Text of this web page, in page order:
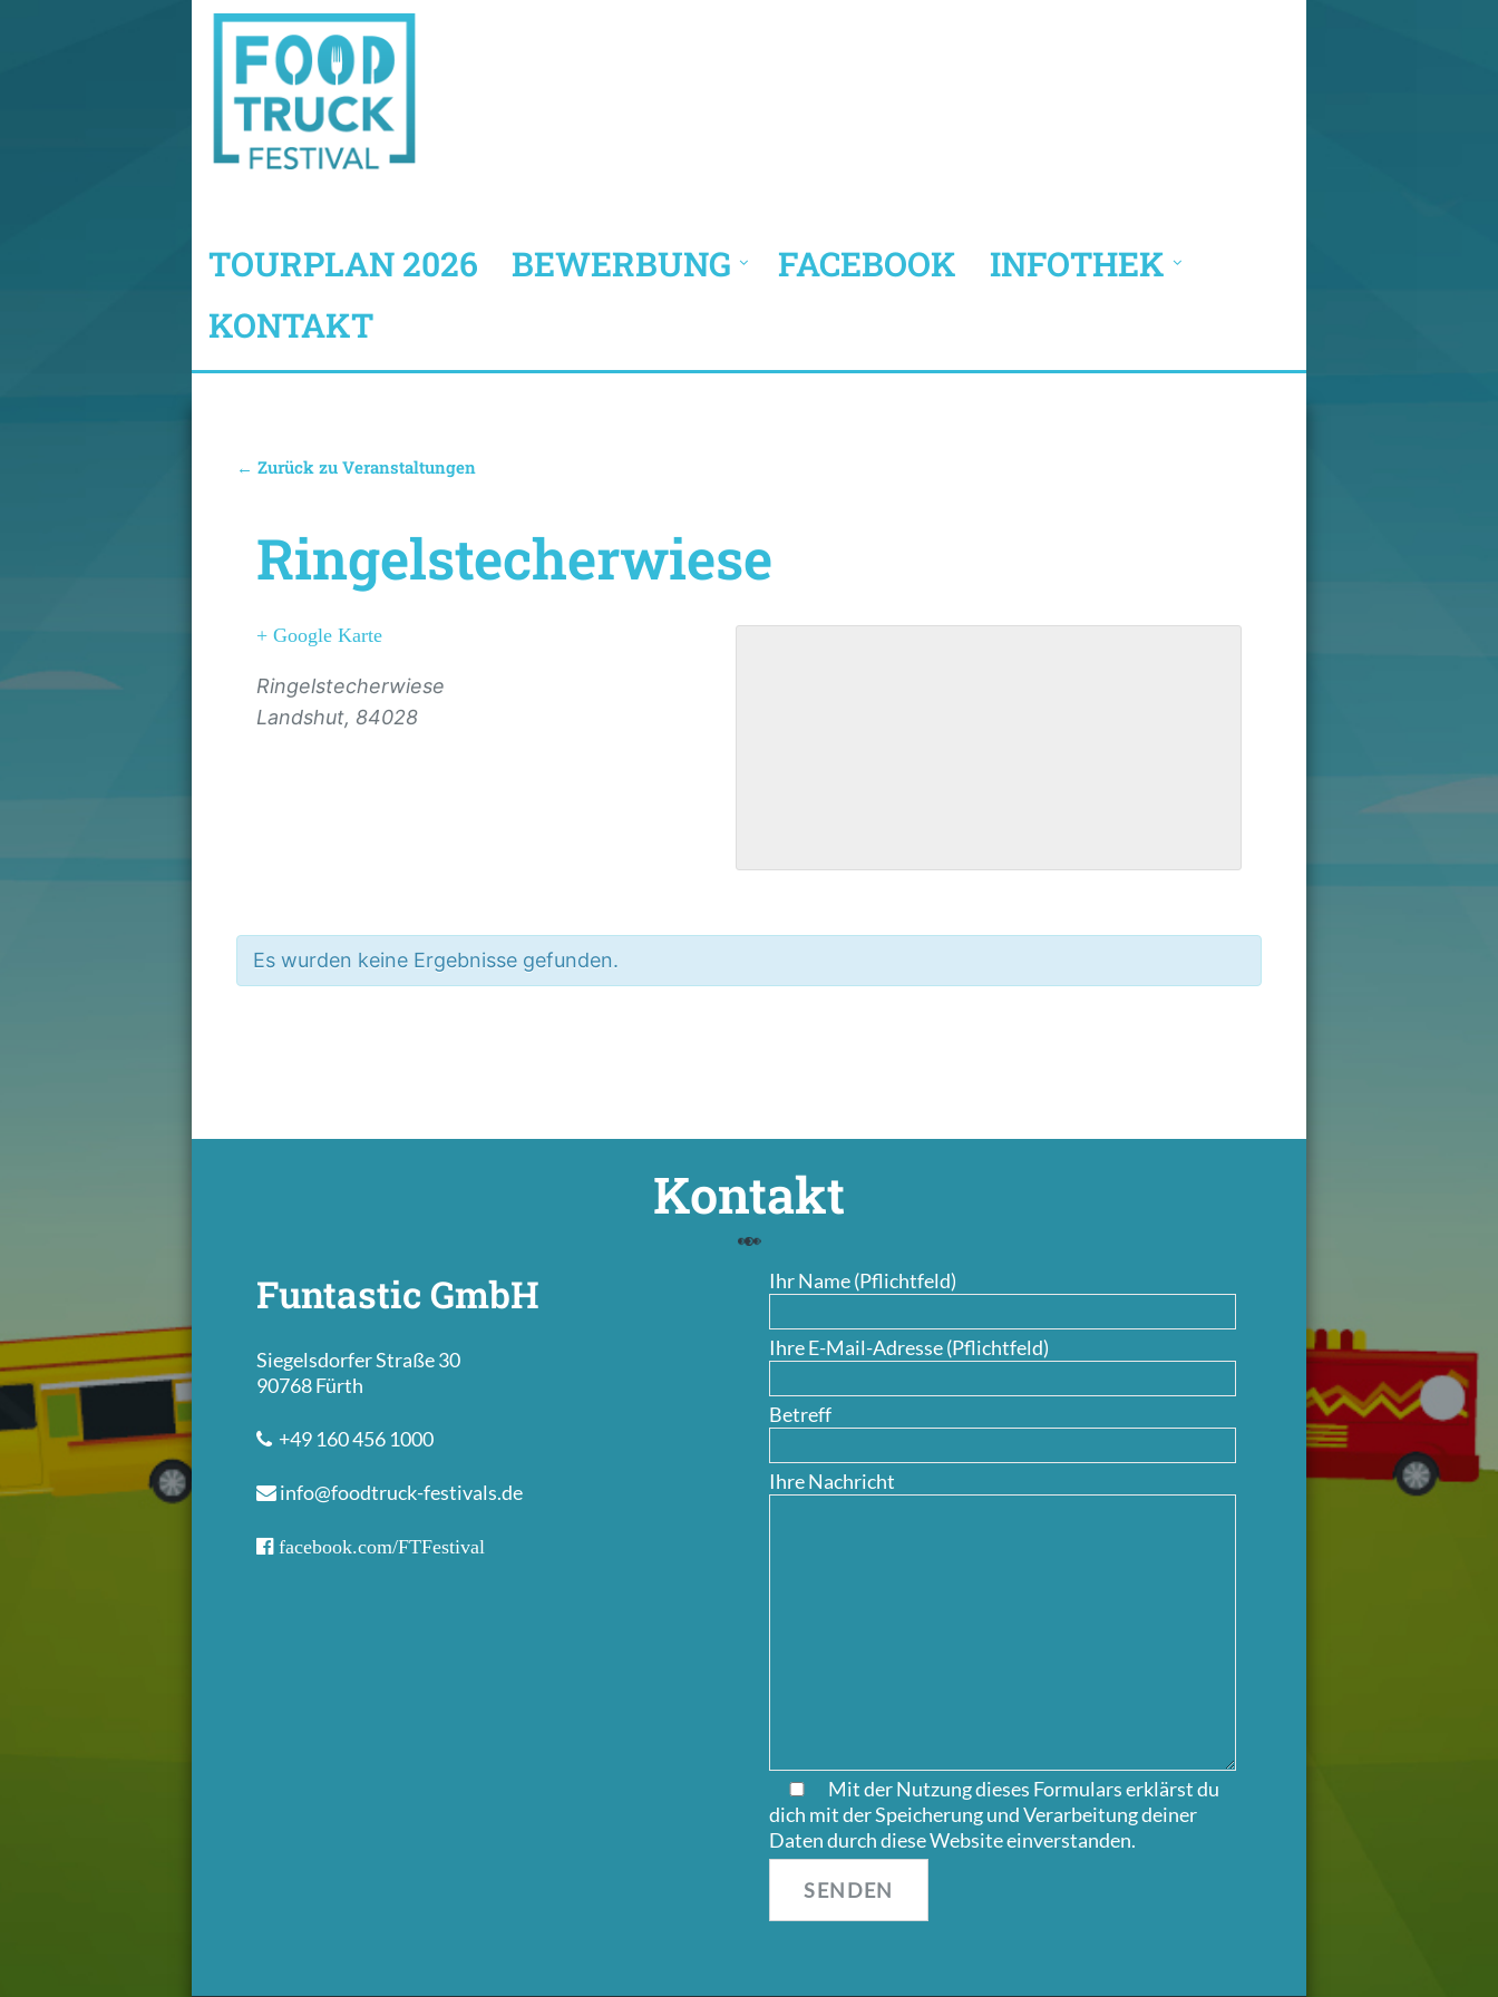
TOURPLAN 2026 BEWERBUNG FACEBOOK
INFOTHEK
KONTAKT
← Zurück zu Veranstaltungen
Ringelstecherwiese
+ Google Karte
Ringelstecherwiese
Landshut, 84028
Es wurden keine Ergebnisse gefunden.
Kontakt
Funtastic GmbH
Siegelsdorfer Straße 30
90768 Fürth
+49 160 456 1000
info@foodtruck-festivals.de
facebook.com/FTFestival
Ihr Name (Pflichtfeld)
Ihre E-Mail-Adresse (Pflichtfeld)
Betreff
Ihre Nachricht
Mit der Nutzung dieses Formulars erklärst du
dich mit der Speicherung und Verarbeitung deiner
Daten durch diese Website einverstanden.